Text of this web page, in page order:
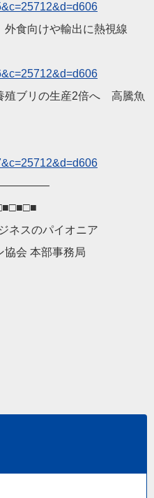
食向けや輸出に熱視線
殖ブリの生産2倍へ 高騰魚
ネスのパイオニア
協会 本部事務局